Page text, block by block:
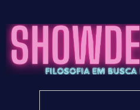
para
conteúdo